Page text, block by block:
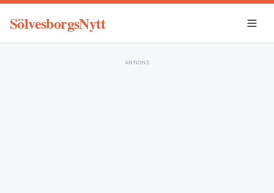
SölvesborgsNytt
ANNONS